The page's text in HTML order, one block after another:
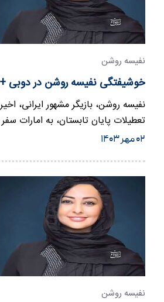
نفیسه روشن
خوشیفتگی نفیسه روشن در
نفیسه روشن، بازیگر مشهور ایرانی،
تعطیلات پایان تابستان، به امارات
استایل‌هایی…
۰۲ مهر ۱۴۰۳
نفیسه روشن